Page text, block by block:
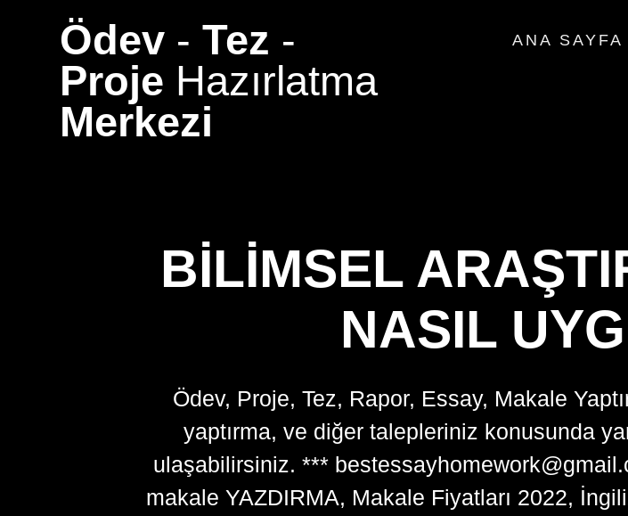
Ödev - Tez -
Proje Hazırlatma
Merkezi
ANA SAYFA
BILIMSEL
NASIL
Ödev, Proje, Tez, Rapor, Essay, Makale
yaptırma, ve diğer talepleriniz konusunda
ulaşabilirsiniz. ***
makale YAZDIRMA, Makale Fiyatları 2022,